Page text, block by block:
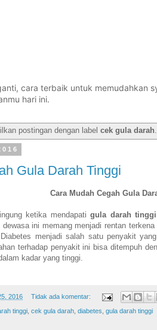
cara terbaik untuk memudahkan
hari ini.
postingan dengan label cek gula darah.
Gula Darah Tinggi
Cara Mudah Cegah Gula
ketika mendapatigula darah tinggi
dewasa ini memang menjadi rentan
menjadi salah satu penyakit
terhadap penyakit ini bisa ditempuh
kadar yang tinggi.
2016 Tidak ada komentar:
tinggi cek gula darah diabetes gula darah tinggi